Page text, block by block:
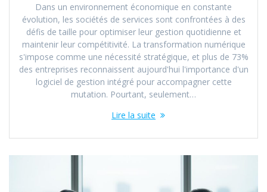
Dans un environnement économique en constante
évolution, les sociétés de services sont confrontées à des
défis de taille pour optimiser leur gestion quotidienne et
maintenir leur compétitivité. La transformation numérique
s'impose comme une nécessité stratégique, et plus de 73%
des entreprises reconnaissent aujourd'hui l'importance d'un
logiciel de gestion intégré pour accompagner cette
mutation. Pourtant, seulement…
Lire la suite